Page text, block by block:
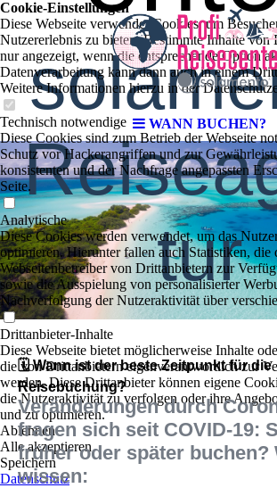
WANN BUCHEN?
tur
🗓️ Wann ist der beste Zeitpunkt für die
Reisebuchung?
Veränderungen durch
fragen sich seit COVID-19:
früher oder später buchen?
wissen:
Cookie-Einstellungen
Diese Webseite verwendet Cookies, um
Nutzererlebnis zu bieten. Bestimmte Inhalte von
nur angezeigt, wenn die entsprechende Option
Datenverarbeitung kann dann auch in einem
Weitere Informationen hierzu in der
Technisch notwendige
Diese Cookies sind zum Betrieb der Webseite
Schutz vor Hackerangriffen und zur
konsistenten und der Nachfrage angepassten
Seite.
Analytische
Diese Cookies werden verwendet, um das
optimieren. Hierunter fallen auch Statistiken, die
Webseitenbetreiber von Drittanbietern zur
sowie die Ausspielung von personalisierter
Nachverfolgung der Nutzeraktivität über
Drittanbieter-Inhalte
Diese Webseite bietet möglicherweise Inhalte
die von Drittanbietern eigenverantwortlich zur
werden. Diese Drittanbieter können eigene
die Nutzeraktivität zu verfolgen oder ihre
und zu optimieren.
Ablehnen
Alle akzeptieren
Speichern
Datenschutz